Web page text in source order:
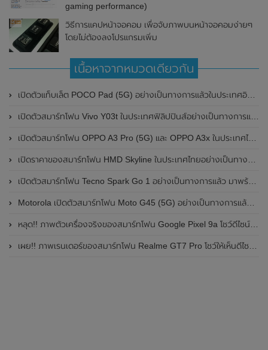
gaming performance)
วิธีการแคปหน้าจอคอม เพื่อจับภาพบนหน้าจอคอมง่ายๆ
โดยไม่ต้องลงโปรแกรมเพิ่ม
เนื้อหาจากหมวดเดียวกัน
เปิดตัวแท็บเล็ต POCO Pad (5G) อย่างเป็นทางการแล้วในประเทศอินเดีย มาพร้อมชิปเซ็ต Snapdragon 7s Gen 2 ของ Qualcomm และรองรับเครือข่าย 5G
เปิดตัวสมาร์ทโฟน Vivo Y03t ในประเทศฟิลิปปินส์อย่างเป็นทางการแล้ว มาพร้อมชิปเซ็ต Unisoc T612 , กล้องหลัง ความละเอียด 13MP , แบตเตอรี่ 5,000mAh และหน้าจอแสดงผล LCD / 90Hz
เปิดตัวสมาร์ทโฟน OPPO A3 Pro (5G) และ OPPO A3x ในประเทศไทยอย่างเป็นทางการแล้ว ในราคาเริ่มต้นเพียง 3,999 บาท
เปิดราคาของสมาร์ทโฟน HMD Skyline ในประเทศไทยอย่างเป็นทางการแล้ว ราคา 14,990 บาท
เปิดตัวสมาร์ทโฟน Tecno Spark Go 1 อย่างเป็นทางการแล้ว มาพร้อมหน้าจอแสดงผล LCD / 120Hz , แบตเตอรี่ 5,000mAh และใช้ชิปเซ็ต Unisoc
Motorola เปิดตัวสมาร์ทโฟน Moto G45 (5G) อย่างเป็นทางการแล้วในอินเดีย
หลุด!! ภาพตัวเครื่องจริงของสมาร์ทโฟน Google Pixel 9a โชว์ดีไซน์ใหม่ กล้องหลังแบนราบ ไม่มีกรอบของกล้องแล้ว
เผย!! ภาพเรนเดอร์ของสมาร์ทโฟน Realme GT7 Pro โชว์ให้เห็นดีไซน์ใหม่ พร้อมเผยรายละเอียดสเปกที่สำคัญบางส่วน